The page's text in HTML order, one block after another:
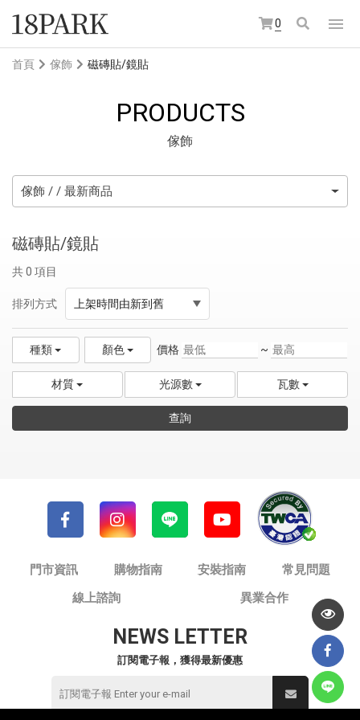
0
首頁 傢飾 磁磚貼/鏡貼
PRODUCTS
傢飾
傢飾 / / 最新商品
磁磚貼/鏡貼
共 0 項目
排列方式 上架時間由新到舊
種類 顏色 價格 ~
材質 光源數 瓦數
查詢
門市資訊 購物指南 安裝指南
常見問題
線上諮詢
異業合作
NEWS LETTER
訂閱電子報，獲得最新優惠